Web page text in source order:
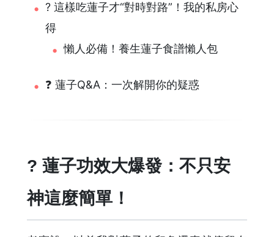
? 這樣吃蓮子才“對時對路”！我的私房心
得
懶人必備！養生蓮子食譜懶人包
❓ 蓮子Q&A：一次解開你的疑惑
? 蓮子功效大爆發：不只安
神這麼簡單！